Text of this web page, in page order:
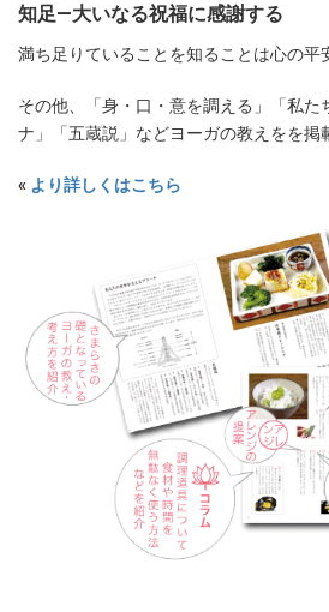
知足―大いなる祝福に感謝する
満ち足りていることを知ることは心の平
その他、「身・口・意を調える」「私た
ナ」「五蔵説」などヨーガの教えをを掲
« より詳しくはこちら